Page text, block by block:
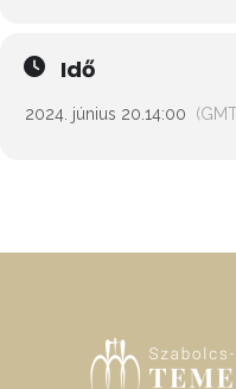
Idő
2024. június 20. 14:00